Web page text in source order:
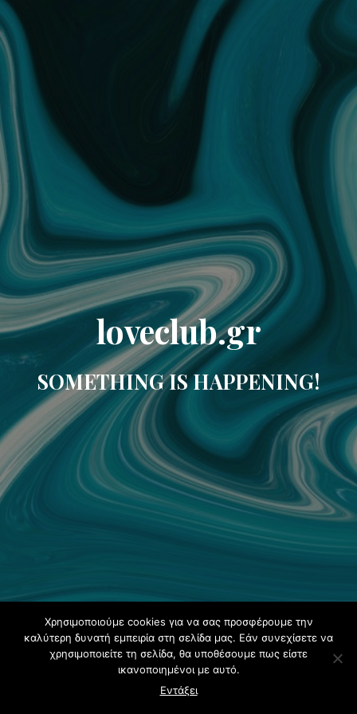
loveclub.gr
SOMETHING IS HAPPENING!
Χρησιμοποιούμε cookies για να σας προσφέρουμε την
καλύτερη δυνατή εμπειρία στη σελίδα μας. Εάν συνεχίσετε να
χρησιμοποιείτε τη σελίδα, θα υποθέσουμε πως είστε
ικανοποιημένοι με αυτό.
Εντάξει